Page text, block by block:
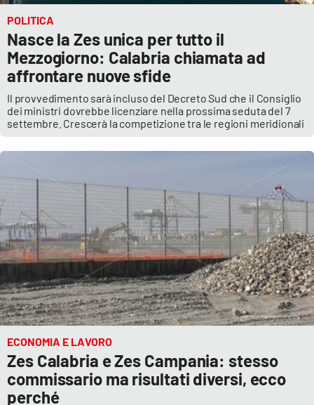
POLITICA
Nasce la Zes unica per tutto il
Mezzogiorno: Calabria chiamata ad
affrontare nuove sfide
Il provvedimento sarà incluso del Decreto Sud che il Consiglio
dei ministri dovrebbe licenziare nella prossima seduta del 7
settembre. Crescerà la competizione tra le regioni meridionali
ECONOMIA E LAVORO
Zes Calabria e Zes Campania: stesso
commissario ma risultati diversi, ecco
perché